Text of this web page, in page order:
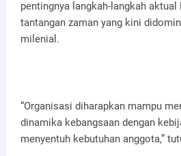
pentingnya langkah-langkah aktual
tantangan zaman yang kini
milenial.
“Organisasi diharapkan mampu
dinamika kebangsaan dengan
menyentuh kebutuhan anggota,”